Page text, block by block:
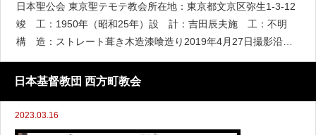
日本聖公会 東京聖テモテ教会所在地：東京都文京区弥生1-3-12
竣 工：1950年（昭和25年）設 計：吉田辰夫施 工：不明
構 造：ストレート葺き木造漆喰造り2019年4月27日撮影沿
革・概要東京聖テモテ教会は1903年(明治36年)米人宣教師ウェ
ルボ
日本基督教団 西方町教会
2023.03.16